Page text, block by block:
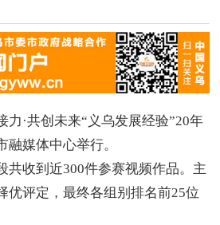
·共创未来“义乌发展经验”20年
融媒体中心举行。
收到近300件参赛视频作品。主
优评定，最终各组别排名前25位